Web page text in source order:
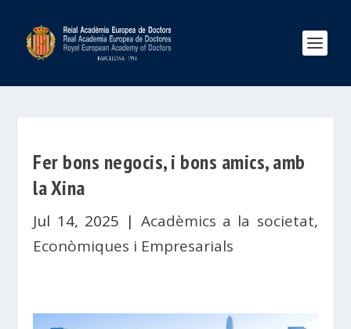
Fer bons negocis, i bons amics, amb
la Xina
Jul 14, 2025 | Acadèmics a la societat,
Econòmiques i Empresarials